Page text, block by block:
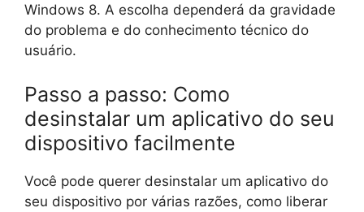
Windows 8. A escolha dependerá da gravidade
do problema e do conhecimento técnico do
usuário.
Passo a passo: Como
desinstalar um aplicativo do seu
dispositivo facilmente
Você pode querer desinstalar um aplicativo do
seu dispositivo por várias razões, como liberar